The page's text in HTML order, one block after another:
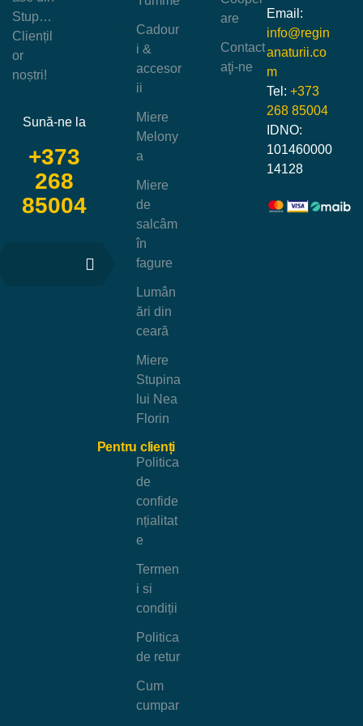
Cadour
i &
accesor
ii
Miere
Melony
a
Miere
de
salcâm
în
fagure
Lumân
ări din
ceară
Miere
Stupina
lui Nea
Florin
Pentru clienți
Politica
de
confide
nțialitat
e
Termen
i si
condiții
Politica
de retur
Cum
cumpar
are
Contact
aţi-ne
Stup…
Cliențil
or
noștri!
Sună-ne la
+373
268
85004
Email:
info@regin
anaturii.co
m
Tel: +373
268 85004
IDNO:
101460000
14128